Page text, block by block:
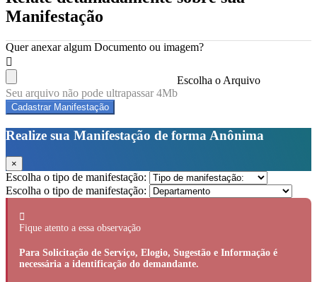
Manifestação
Quer anexar algum Documento ou imagem?
Escolha o Arquivo
Seu arquivo não pode ultrapassar 4Mb
Cadastrar Manifestação
Realize sua Manifestação de forma Anônima
×
Escolha o tipo de manifestação:
Escolha o tipo de manifestação:
Fique atento a essa observação
Para Solicitação de Serviço, Elogio, Sugestão e Informação é
necessária a identificação do demandante.